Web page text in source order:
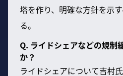
塔を作り、明確な方針を示
る。
Q. ライドシェアなどの規制
か？
ライドシェアについて吉村